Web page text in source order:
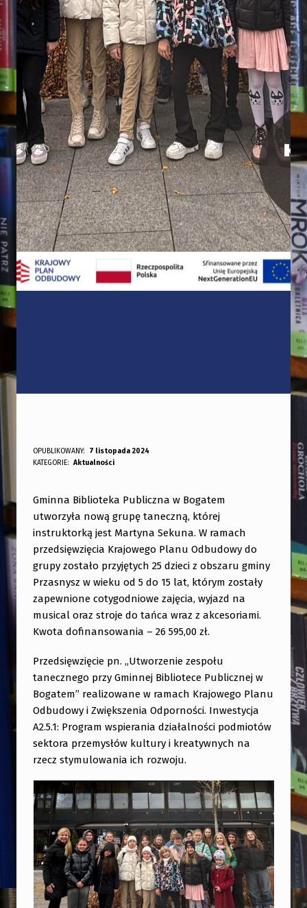
OPUBLIKOWANY: 7 listopada 2024
DODANY PRZEZ:
KATEGORIE: Aktualności
Gminna Biblioteka Publiczna w Bogatem
utworzyła nową grupę taneczną, której
instruktorką jest Martyna Sekuna. W ramach
przedsięwzięcia Krajowego Planu Odbudowy do
grupy zostało przyjętych 25 dzieci z obszaru gminy
Przasnysz w wieku od 5 do 15 lat, którym zostały
zapewnione cotygodniowe zajęcia, wyjazd na
musical oraz stroje do tańca wraz z akcesoriami.
Kwota dofinansowania – 26 595,00 zł.
Przedsięwzięcie pn. „Utworzenie zespołu
tanecznego przy Gminnej Bibliotece Publicznejw
Bogatem” realizowane w ramach Krajowego Planu
Odbudowy i Zwiększenia Odporności. Inwestycja
A2.5.1: Program wspierania działalności podmiotów
sektora przemysłów kultury i kreatywnych na
rzecz stymulowania ich rozwoju.